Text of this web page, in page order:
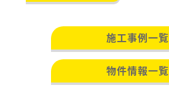
施工事例一覧
物件情報一覧